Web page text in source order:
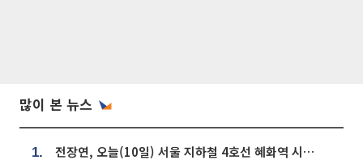
많이 본 뉴스
1. 전장연, 오늘(10일) 서울 지하철 4호선 혜화역 시위…1호선 용산역 무정차